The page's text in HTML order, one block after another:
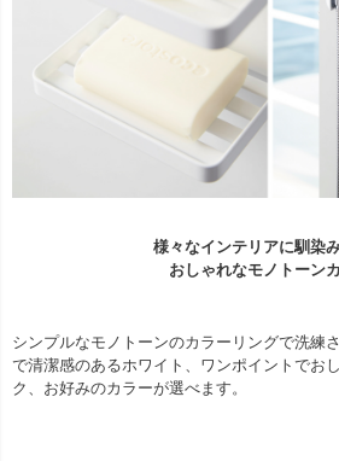
様々なインテリアに馴染
おしゃれなモノトーン
シンプルなモノトーンのカラーリングで洗練
で清潔感のあるホワイト、ワンポイントでお
ク、お好みのカラーが選べます。